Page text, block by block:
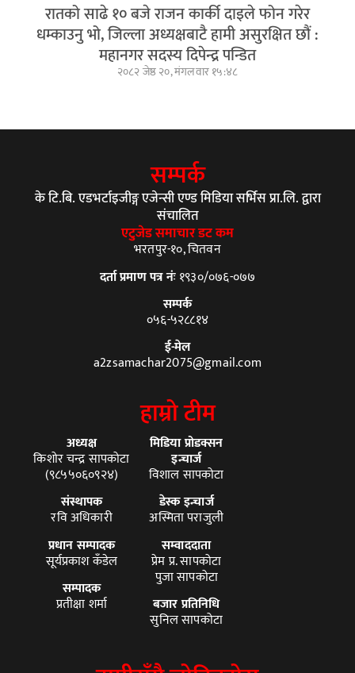
रातको साढे १० बजे राजन कार्की दाइले फोन गरेर
धम्काउनु भो, जिल्ला अध्यक्षबाटै हामी असुरक्षित छौं :
महानगर सदस्य दिपेन्द्र पन्डित
२०८२ जेष्ठ २०, मंगलवार १५:४८
सम्पर्क
के टि.बि. एडभर्टाइजीङ्ग एजेन्सी एण्ड मिडिया सर्भिस प्रा.लि. द्वारा
संचालित
एटुजेड समाचार डट कम
भरतपुर-१०, चितवन
दर्ता प्रमाण पत्र नंः१९३०/०७६-०७७
सम्पर्क
०५६-५२८८१४
ई-मेल
a2zsamachar2075@gmail.com
हाम्रो टीम
अध्यक्ष
किशोर चन्द्र सापकोटा
(९८५५०६०९२४)
संस्थापक
रवि अधिकारी
प्रधान सम्पादक
सूर्यप्रकाश कँडेल
सम्पादक
प्रतीक्षा शर्मा
मिडिया प्रोडक्सन
इन्चार्ज
विशाल सापकोटा
डेस्क इन्चार्ज
अस्मिता पराजुली
सम्वाददाता
प्रेम प्र. सापकोटा
पुजा सापकोटा
बजार प्रतिनिधि
सुनिल सापकोटा